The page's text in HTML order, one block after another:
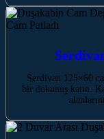
Serdivan 125×60
bir dokunuş katın.